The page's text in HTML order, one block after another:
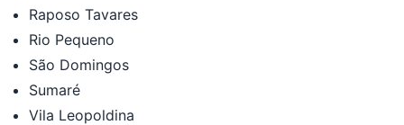
Raposo Tavares
Rio Pequeno
São Domingos
Sumaré
Vila Leopoldina